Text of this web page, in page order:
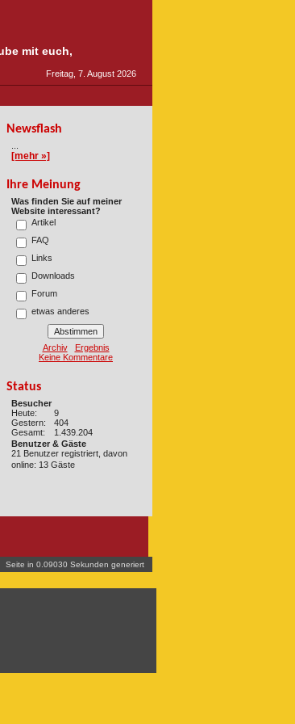
mit euch,
Freitag, 7. August 2026
Newsflash
[mehr »]
Ihre Meinung
Was finden Sie auf meiner
Website interessant?
Artikel
FAQ
Links
Downloads
Forum
etwas anderes
Archiv
Ergebnis
Keine Kommentare
Status
Besucher
Heute:
9
Gestern:
404
Gesamt:
1.439.204
Benutzer & Gäste
21 Benutzer registriert, davon
online: 13 Gäste
Seite in 0.09030 Sekunden generiert